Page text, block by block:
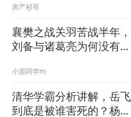
房产衫哥
襄樊之战关羽苦战半年，
刘备与诸葛亮为何没有派
小源同学m
清华学霸分析讲解，岳飞
到底是被谁害死的？杨奇